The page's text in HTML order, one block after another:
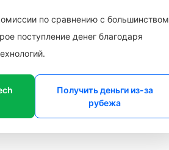
по сравнению с большинством
поступление денег благодаря
Получить деньги из-за
рубежа